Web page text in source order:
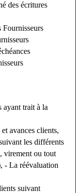
des écritures
Fournisseurs
ayant trait à la
avances clients,
les différents
virement ou tout
- La réévaluation
suivant